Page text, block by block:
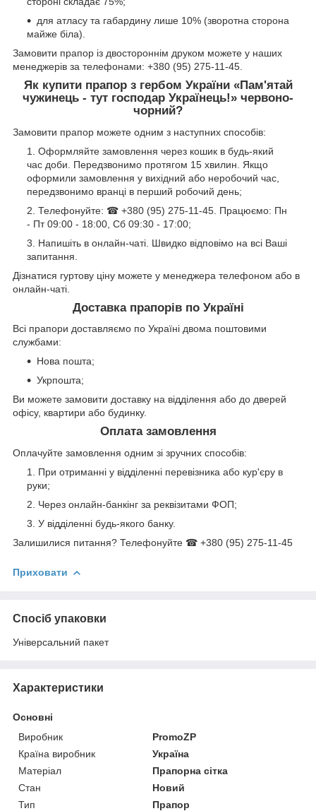
для атласу та габардину лише 10% (зворотна сторона
майже біла).
Замовити прапор із двостороннім друком можете у наших
менеджерів за телефонами: +380 (95) 275-11-45.
Як купити прапор з гербом України «Пам'ятай
чужинець - тут господар Українець!» червоно-
чорний?
Замовити прапор можете одним з наступних способів:
Оформляйте замовлення через кошик в будь-який
час доби. Передзвонимо протягом 15 хвилин. Якщо
оформили замовлення у вихідний або неробочий час,
передзвонимо вранці в перший робочий день;
Телефонуйте: ☎ +380 (95) 275-11-45. Працюємо: Пн
- Пт 09:00 - 18:00, Сб 09:30 - 17:00;
Напишіть в онлайн-чаті. Швидко відповімо на всі Ваші
запитання.
Дізнатися гуртову ціну можете у менеджера телефоном або в
онлайн-чаті.
Доставка прапорів по Україні
Всі прапори доставляємо по Україні двома поштовими
службами:
Нова пошта;
Укрпошта;
Ви можете замовити доставку на відділення або до дверей
офісу, квартири або будинку.
Оплата замовлення
Оплачуйте замовлення одним зі зручних способів:
При отриманні у відділенні перевізника або кур'єру в
руки;
Через онлайн-банкінг за реквізитами ФОП;
У відділенні будь-якого банку.
Залишилися питання? Телефонуйте ☎ +380 (95) 275-11-45
Приховати
Спосіб упаковки
Універсальний пакет
Характеристики
Основні
Виробник
PromoZP
Країна виробник
Україна
Матеріал
Прапорна сітка
Стан
Новий
Тип
Прапор